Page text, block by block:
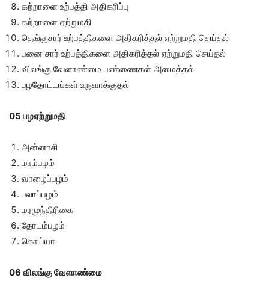
கற்றாளை உற்பத்தி அதிகரிப்பு
கற்றாளை ஏற்றுமதி
தெங்குசார் உற்பத்திகளை அதிகரித்தல் ஏற்றுமதி செய்தல்
பனை சார் உற்பத்திகளை அதிகரித்தல் ஏற்றுமதி செய்தல்
விலங்கு வேளாண்மை பண்ணைகள் அமைத்தல்
பழதோட்டங்கள் உருவாக்குதல்
05 பழஏற்றுமதி
அன்னாசி
மாம்பழம்
வாழைப்பழம்
பலாப்பழம்
மரமுந்திரிகை
தோடம்பழம்
கொய்யா
06 விலங்கு வேளாண்மை